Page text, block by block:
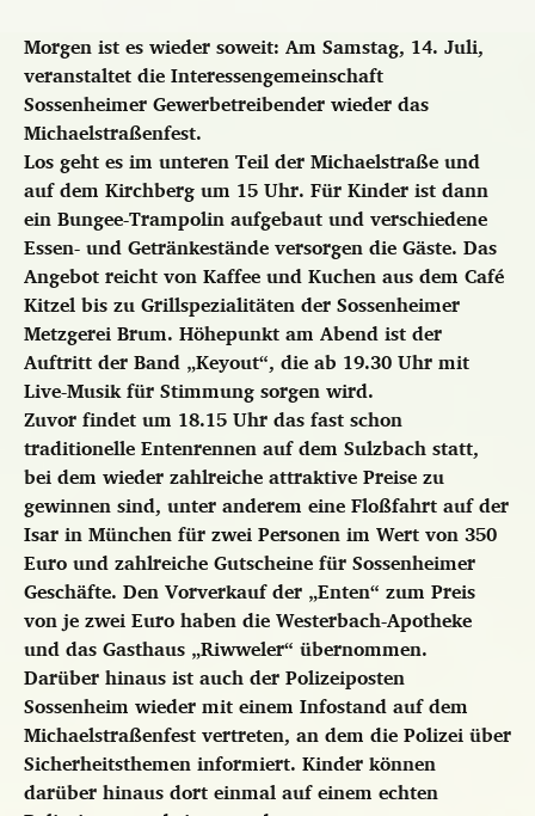
Morgen ist es wieder soweit: Am Samstag, 14. Juli,
veranstaltet die Interessengemeinschaft
Sossenheimer Gewerbetreibender wieder das
Michaelstraßenfest.
Los geht es im unteren Teil der Michaelstraße und
auf dem Kirchberg um 15 Uhr. Für Kinder ist dann
ein Bungee-Trampolin aufgebaut und verschiedene
Essen- und Getränkestände versorgen die Gäste. Das
Angebot reicht von Kaffee und Kuchen aus dem Café
Kitzel bis zu Grillspezialitäten der Sossenheimer
Metzgerei Brum. Höhepunkt am Abend ist der
Auftritt der Band „Keyout“, die ab 19.30 Uhr mit
Live-Musik für Stimmung sorgen wird.
Zuvor findet um 18.15 Uhr das fast schon
traditionelle Entenrennen auf dem Sulzbach statt,
bei dem wieder zahlreiche attraktive Preise zu
gewinnen sind, unter anderem eine Floßfahrt auf der
Isar in München für zwei Personen im Wert von 350
Euro und zahlreiche Gutscheine für Sossenheimer
Geschäfte. Den Vorverkauf der „Enten“ zum Preis
von je zwei Euro haben die Westerbach-Apotheke
und das Gasthaus „Riwweler“ übernommen.
Darüber hinaus ist auch der Polizeiposten
Sossenheim wieder mit einem Infostand auf dem
Michaelstraßenfest vertreten, an dem die Polizei über
Sicherheitsthemen informiert. Kinder können
darüber hinaus dort einmal auf einem echten